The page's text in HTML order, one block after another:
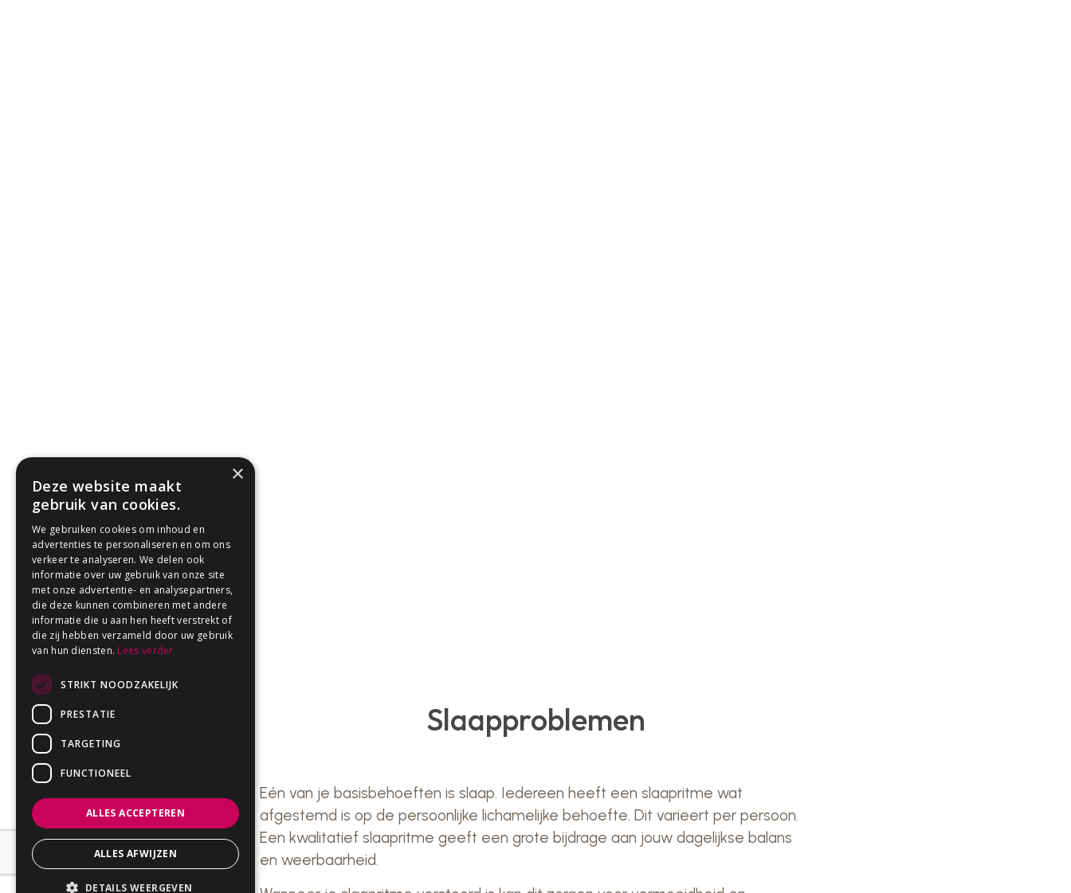
Slaapproblemen
Eén van je basisbehoeften is slaap. Iedereen heeft een slaapritme wat
afgestemd is op de persoonlijke lichamelijke behoefte. Dit varieert per persoon.
Een kwalitatief slaapritme geeft een grote bijdrage aan jouw dagelijkse balans
en weerbaarheid.
×
Deze website maakt
gebruik van cookies.
We gebruiken cookies om inhoud en
advertenties te personaliseren en om ons
verkeer te analyseren. We delen ook
informatie over uw gebruik van onze site
met onze advertentie- en analysepartners,
die deze kunnen combineren met andere
informatie die u aan hen heeft verstrekt of
die zij hebben verzameld door uw gebruik
van hun diensten. Lees verder
STRIKT NOODZAKELIJK
PRESTATIE
TARGETING
FUNCTIONEEL
ALLES ACCEPTEREN
ALLES AFWIJZEN
DETAILS WEERGEVEN